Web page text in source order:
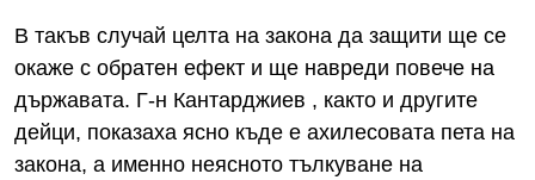
В такъв случай целта на закона да защити ще се
окаже с обратен ефект и ще навреди повече на
държавата. Г-н Кантарджиев , както и другите
дейци, показаха ясно къде е ахилесовата пета на
закона, а именно неясното тълкуване на